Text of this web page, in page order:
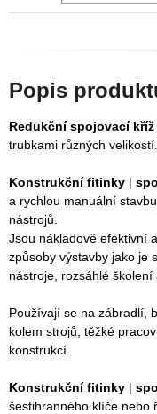
Popis
Redukční spojovací kříž
trubkami různých velikostí.
Konstrukční fitinky |
a rychlou manuální
nástrojů.
Jsou nákladově efektivní
způsoby výstavby jako je
nástroje, rozsáhlé školení
Používají se na zábradlí,
kolem strojů, těžké
konstrukcí.
Konstrukční fitinky |
šestihranného klíče nebo